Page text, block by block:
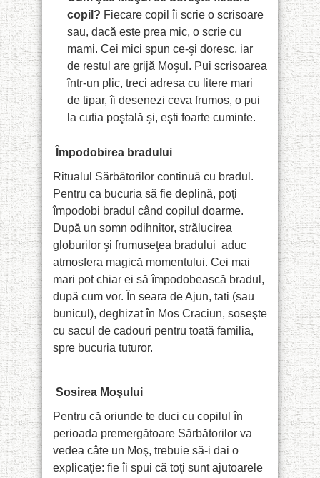
copil? Fiecare copil îi scrie o scrisoare
sau, dacă este prea mic, o scrie cu
mami. Cei mici spun ce-şi doresc, iar
de restul are grijă Moşul. Pui scrisoarea
într-un plic, treci adresa cu litere mari
de tipar, îi desenezi ceva frumos, o pui
la cutia poştală şi, eşti foarte cuminte.
Împodobirea bradului
Ritualul Sărbătorilor continuă cu bradul.
Pentru ca bucuria să fie deplină, poţi
împodobi bradul când copilul doarme.
După un somn odihnitor, strălucirea
globurilor şi frumuseţea bradului aduc
atmosfera magică momentului. Cei mai
mari pot chiar ei să împodobească bradul,
după cum vor. În seara de Ajun, tati (sau
bunicul), deghizat în Mos Craciun, soseşte
cu sacul de cadouri pentru toată familia,
spre bucuria tuturor.
Sosirea Moşului
Pentru că oriunde te duci cu copilul în
perioada premergătoare Sărbătorilor va
vedea câte un Moş, trebuie să-i dai o
explicaţie: fie îi spui că toţi sunt ajutoarele